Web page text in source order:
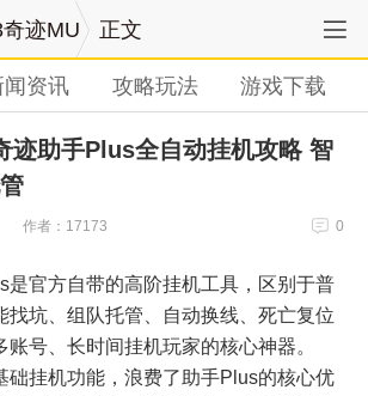
迹MU 正文
闻资讯 攻略玩法 游戏下载
迹助手Plus全自动挂机攻略 智
作者：17173 0
是官方自带的高阶挂机工具，区别于普
找坑、组队托管、自动换线、死亡复位
号、长时间挂机玩家的核心神器。
础挂机功能，浪费了助手Plus的核心优